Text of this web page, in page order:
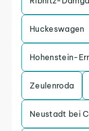
Huckeswagen
Hohenstein-
Zeulenroda
Neustadt bei